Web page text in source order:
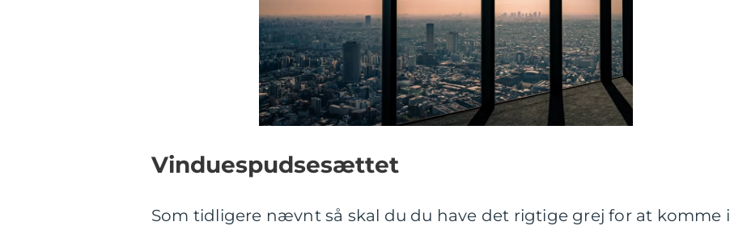
Vinduespudsesættet
Som tidligere nævnt så skal du du have det rigtige grej for at komme i